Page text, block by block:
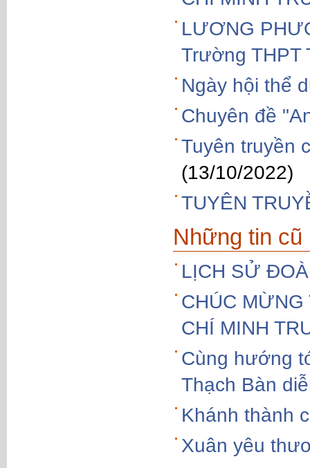
LƯƠNG
Trường THPT
Ngày hội thể
Chuyên đề
Tuyên truyền
(13/10/2022)
TUYÊN
Những tin cũ
LỊCH SỬ
CHÚC
CHÍ MINH
Cùng hướng
Thạch Bàn
Khánh thành
Xuân yêu